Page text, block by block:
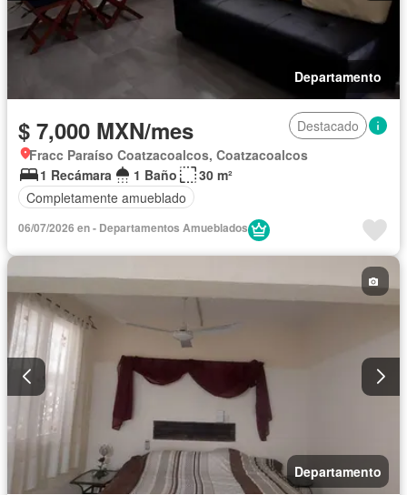
Departamento
$ 7,000 MXN/mes
Destacado
Fracc Paraíso Coatzacoalcos, Coatzacoalcos
1 Recámara
1 Baño
30 m²
Completamente amueblado
06/07/2026 en - Departamentos Amueblados
Departamento